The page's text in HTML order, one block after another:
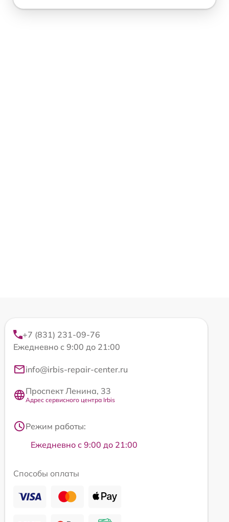
+7 (831) 231-09-76
Ежедневно с 9:00 до 21:00
info@irbis-repair-center.ru
Проспект Ленина, 33
Адрес сервисного центра Irbis
Режим работы:
Ежедневно с 9:00 до 21:00
Способы оплаты